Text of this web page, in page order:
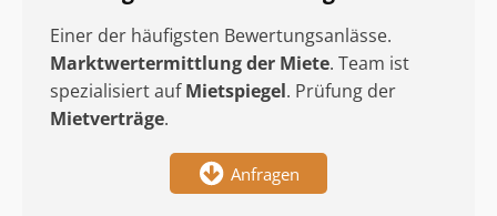
Einer der häufigsten Bewertungsanlässe.
Marktwertermittlungder Miete. Team ist
spezialisiert aufMietspiegel. Prüfung der
Mietverträge.
Anfragen